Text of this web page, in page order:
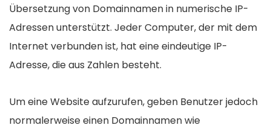
Übersetzung von Domainnamen in numerische IP-
Adressen unterstützt. Jeder Computer, der mit dem
Internet verbunden ist, hat eine eindeutige IP-
Adresse, die aus Zahlen besteht.
Um eine Website aufzurufen, geben Benutzer jedoch
normalerweise einen Domainnamen wie